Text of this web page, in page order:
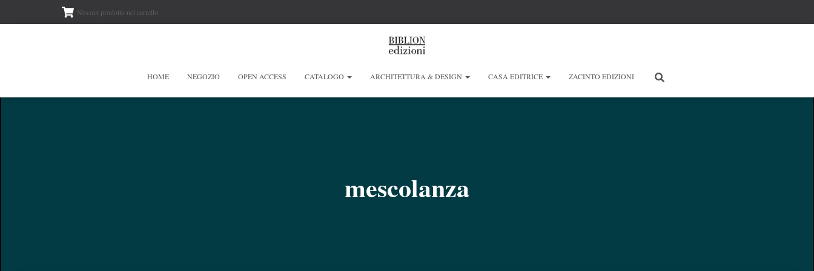
Nessun prodotto nel carrello.
HOME NEGOZIO OPEN ACCESS CATALOGO ARCHITETTURA & DESIGN CASA EDITRICE ZACINTO EDIZIONI
mescolanza